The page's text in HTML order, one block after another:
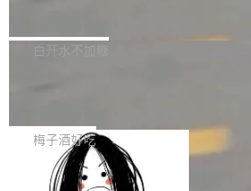
获配9...
题，该问题可能导致在旧版 Linux 内核...
P）！这一里程碑不仅标志着 Fluss 迈入新
长期停止内容更新，未能实现其作为“AI版
提交的编辑请求也长期处于待处理状态。
pedia 于去年底上线，定位为由人工智能
容的百科平台，被马斯克视为传统众包百
白开水不加糖
是这样的：配 MessageSource 的 Bean
声明 LocaleResolver、注册
梅子酒好吃
Apache Doris 4.1 全面增强 Iceberg：